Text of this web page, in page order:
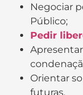
Negociar
Público;
Pedir
Orientar
futuras.